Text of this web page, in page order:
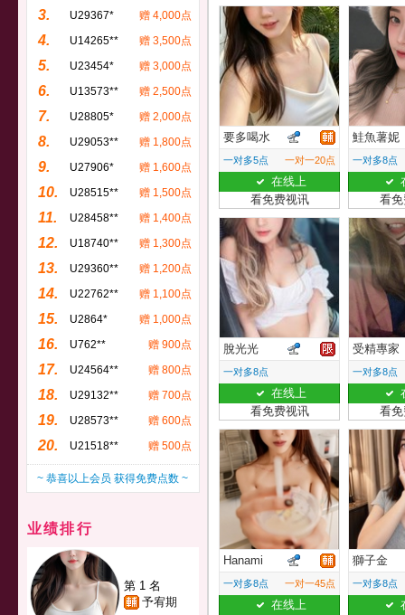
3. U29367* 赠 4,000点
4. U14265** 赠 3,500点
5. U23454* 赠 3,000点
6. U13573** 赠 2,500点
7. U28805* 赠 2,000点
8. U29053** 赠 1,800点
9. U27906* 赠 1,600点
10. U28515** 赠 1,500点
11. U28458** 赠 1,400点
12. U18740** 赠 1,300点
13. U29360** 赠 1,200点
14. U22762** 赠 1,100点
15. U2864* 赠 1,000点
16. U762** 赠 900点
17. U24564** 赠 800点
18. U29132** 赠 700点
19. U28573** 赠 600点
20. U21518** 赠 500点
~ 恭喜以上会员 获得免费点数 ~
业绩排行
第 1 名
予宥期
要多喝水
一对多5点 一对一20点
在线上
看免费视讯
鮭魚薯妮
一对多8点
看
脫光光
一对多8点
在线上
看免费视讯
受精專家
一对多8点
看
Hanami
一对多8点 一对一45点
在线上
獅子金
一对多8点